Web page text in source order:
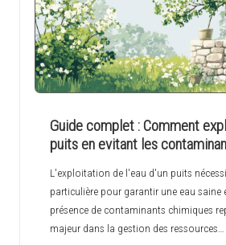
Guide complet : Comment
puits en evitant les
L'exploitation de l'eau d'un puits
particulière pour garantir une eau saine
présence de contaminants chimiques
majeur dans la gestion des ressources…